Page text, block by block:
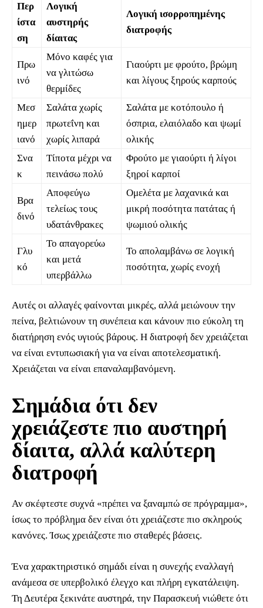
Περ
ίστα
ση
Λογική
αυστηρής
δίαιτας
Λογική ισορροπημένης
διατροφής
Πρω
ινό
Μόνο καφές για
να γλιτώσω
θερμίδες
Γιαούρτι με φρούτο, βρώμη
και λίγους ξηρούς καρπούς
Μεσ
ημερ
ιανό
Σαλάτα χωρίς
πρωτεΐνη και
χωρίς λιπαρά
Σαλάτα με κοτόπουλο ή
όσπρια, ελαιόλαδο και ψωμί
ολικής
Σνα
κ
Τίποτα μέχρι να
πεινάσω πολύ
Φρούτο με γιαούρτι ή λίγοι
ξηροί καρποί
Βρα
δινό
Αποφεύγω
τελείως τους
υδατάνθρακες
Ομελέτα με λαχανικά και
μικρή ποσότητα πατάτας ή
ψωμιού ολικής
Γλυ
κό
Το απαγορεύω
και μετά
υπερβάλλω
Το απολαμβάνω σε λογική
ποσότητα, χωρίς ενοχή
Αυτές οι αλλαγές φαίνονται μικρές, αλλά μειώνουν την
πείνα, βελτιώνουν τη συνέπεια και κάνουν πιο εύκολη τη
διατήρηση ενός υγιούς βάρους. Η διατροφή δεν χρειάζεται
να είναι εντυπωσιακή για να είναι αποτελεσματική.
Χρειάζεται να είναι επαναλαμβανόμενη.
Σημάδια ότι δεν
χρειάζεστε πιο αυστηρή
δίαιτα, αλλά καλύτερη
διατροφή
Αν σκέφτεστε συχνά «πρέπει να ξαναμπώ σε πρόγραμμα»,
ίσως το πρόβλημα δεν είναι ότι χρειάζεστε πιο σκληρούς
κανόνες. Ίσως χρειάζεστε πιο σταθερές βάσεις.
Ένα χαρακτηριστικό σημάδι είναι η συνεχής εναλλαγή
ανάμεσα σε υπερβολικό έλεγχο και πλήρη εγκατάλειψη.
Τη Δευτέρα ξεκινάτε αυστηρά, την Παρασκευή νιώθετε ότι